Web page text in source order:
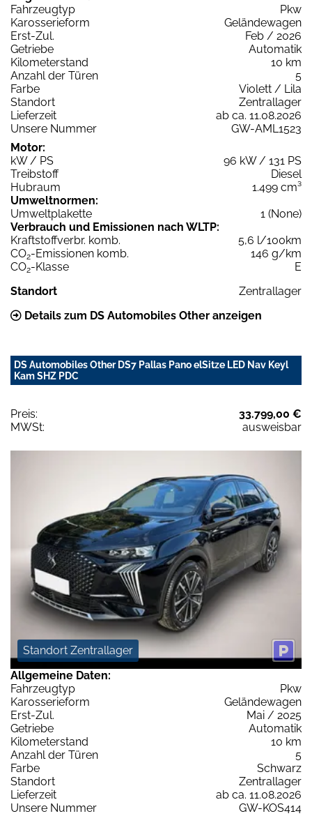
Fahrzeugtyp
Pkw
Karosserieform
Geländewagen
Erst-Zul.
Feb / 2026
Getriebe
Automatik
Kilometerstand
10 km
Anzahl der Türen
5
Farbe
Violett / Lila
Standort
Zentrallager
Lieferzeit
ab ca. 11.08.2026
Unsere Nummer
GW-AML1523
Motor:
kW / PS
96 kW / 131 PS
Treibstoff
Diesel
Hubraum
1.499 cm³
Umweltnormen:
Umweltplakette
1 (None)
Verbrauch und Emissionen nach WLTP:
Kraftstoffverbr. komb.
5,6 l/100km
CO2-Emissionen komb.
146 g/km
CO2-Klasse
E
Standort
Zentrallager
Details zum DS Automobiles Other anzeigen
DS Automobiles Other DS7 Pallas Pano elSitze LED Nav Keyl
Kam SHZ PDC
Preis:
33.799,00 €
MWSt:
ausweisbar
Standort Zentrallager
Allgemeine Daten:
Fahrzeugtyp
Pkw
Karosserieform
Geländewagen
Erst-Zul.
Mai / 2025
Getriebe
Automatik
Kilometerstand
10 km
Anzahl der Türen
5
Farbe
Schwarz
Standort
Zentrallager
Lieferzeit
ab ca. 11.08.2026
Unsere Nummer
GW-KOS414